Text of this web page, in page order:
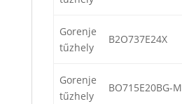
Gorenje
tűzhely
B2O737E24X
Gorenje
tűzhely
BO715E20BG-M